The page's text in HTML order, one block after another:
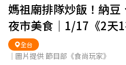
媽祖廟排隊炒飯！納豆
夜市美食｜1/17《2天
全台
｜圖片提供 節目部《食尚玩家》